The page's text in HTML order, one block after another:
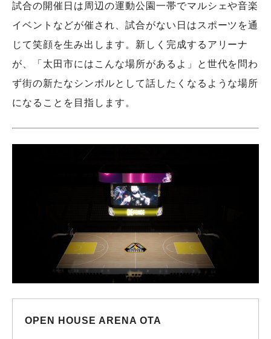
試合の開催日は周辺の運動公園一帯でマルシェや音楽
イベントなどが催され、試合がない日はスポーツを通
じて笑顔を生み出します。新しく完成するアリーナ
が、「太田市にはこんな場所があるよ」と世代を問わ
ず街の新たなシンボルとして話したくなるような場所
になることを目指します。
OPEN HOUSE ARENA OTA